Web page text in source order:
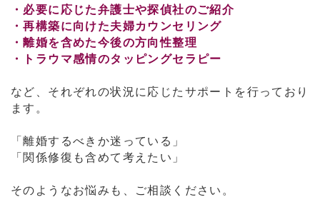
・必要に応じた弁護士や探偵社のご紹介
・再構築に向けた夫婦カウンセリング
・離婚を含めた今後の方向性整理
・トラウマ感情のタッピングセラピー
など、それぞれの状況に応じたサポートを行っており
ます。
「離婚するべきか迷っている」
「関係修復も含めて考えたい」
そのようなお悩みも、ご相談ください。